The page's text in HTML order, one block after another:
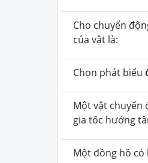
Cho chuyển
của vật là:
Chọn phát biểu
Một vật chuyển
gia tốc hướng
Một đồng hồ có